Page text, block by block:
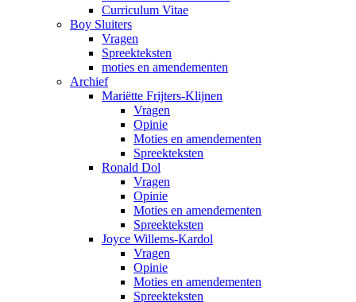
Curriculum Vitae
Boy Sluiters
Vragen
Spreekteksten
moties en amendementen
Archief
Mariëtte Frijters-Klijnen
Vragen
Opinie
Moties en amendementen
Spreekteksten
Ronald Dol
Vragen
Opinie
Moties en amendementen
Spreekteksten
Joyce Willems-Kardol
Vragen
Opinie
Moties en amendementen
Spreekteksten